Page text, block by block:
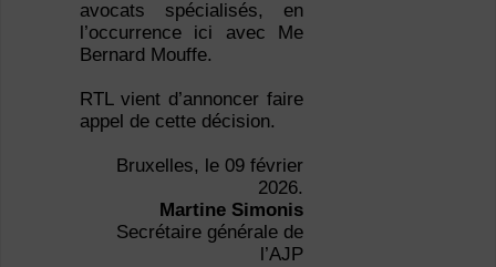
avocats spécialisés, en
l’occurrence ici avec Me
Bernard Mouffe.
RTL vient d’annoncer faire
appel de cette décision.
Bruxelles, le 09 février
2026.
Martine Simonis
Secrétaire générale de
l’AJP